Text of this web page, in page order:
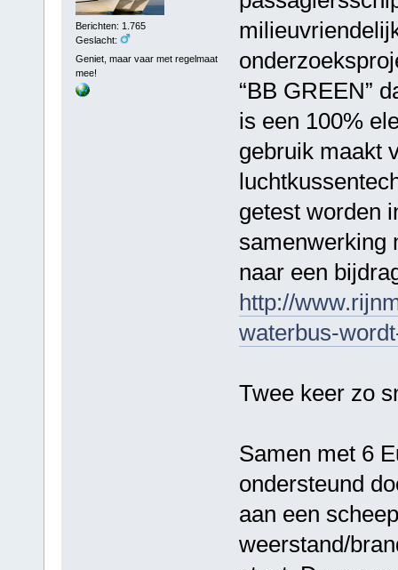
Berichten: 1.765
Geslacht:
Geniet, maar vaar met regelmaat
mee!
“BB GREEN”
is een 100%
gebruik maakt
getest worden
samenwerking
naar een
http://
waterbus-
Twee keer zo
Samen met 6
ondersteund
aan een
weerstand/